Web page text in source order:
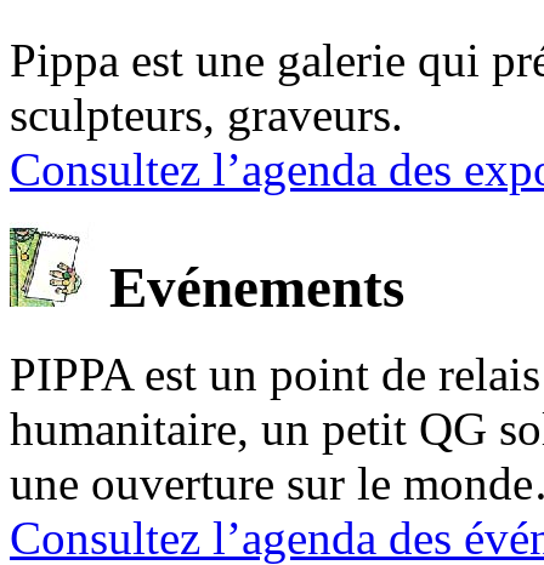
Pippa est une galerie qui
sculpteurs, graveurs.
Consultez l’agenda des
Evénements
PIPPA est un point de
humanitaire, un petit QG
une ouverture sur le
Consultez l’agenda des